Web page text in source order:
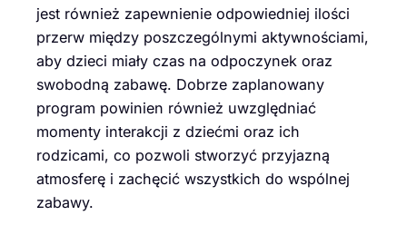
jest również zapewnienie odpowiedniej ilości
przerw między poszczególnymi aktywnościami,
aby dzieci miały czas na odpoczynek oraz
swobodną zabawę. Dobrze zaplanowany
program powinien również uwzględniać
momenty interakcji z dziećmi oraz ich
rodzicami, co pozwoli stworzyć przyjazną
atmosferę i zachęcić wszystkich do wspólnej
zabawy.